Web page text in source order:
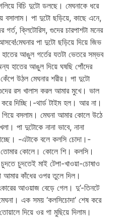
বিচি দুটো ডলছে। মেঘনাকে ধরে
বসালাম। পা দুটো ছড়িয়ে, কাছে এনে,
ক্লিটোরিস, গুদের চারপাশটা মনের
পা দুটো ছড়িয়ে দিয়ে জিভ
আঙুল গর্তের যতটা ভেতরে সম্ভব
হাতের আঙুল দিয়ে ঘষছি পোঁদের
উঠল মেঘনার শরীর। পা দুটো
রস খালাস করল আমার মুখে। ভাল
দিচ্ছি।-থার্ড টাইম হল। আর না।
বসলাম। মেঘনা আমার কোলে উঠে
পা দুটোকে নানা ভাবে, নানা
-এটাকে বলে কলসি চোদা।-
কোলে। কোলে শি। কলসি।
চুদতেই মাই টেপা-খাওয়া-চোষাও
আমার কাঁধের ওপর তুলে দিল।
আওয়াজ বেড়ে গেল। দু’-তিনটে
এক সময় ‘কলসিচোদা’ শেষ করে
দিয়ে ওর গা মুছিয়ে দিলাম।